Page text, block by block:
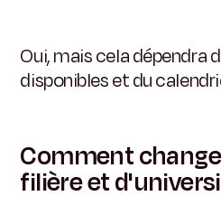
Oui, mais cela dépendra
disponibles et du
Comment
filière et